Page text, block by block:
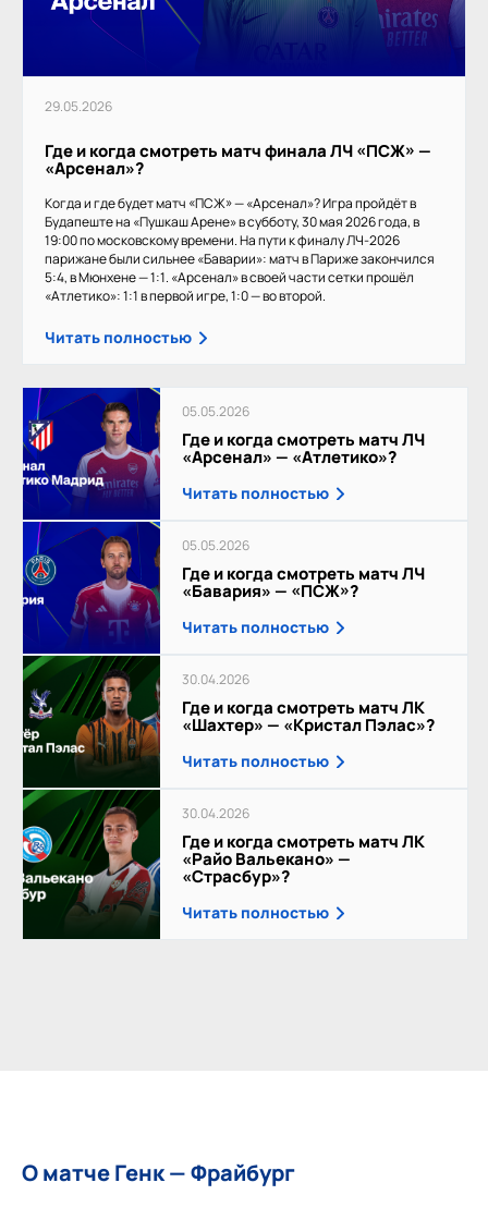
29.05.2026
Где и когда смотреть матч финала ЛЧ «ПСЖ» —
«Арсенал»?
Когда и где будет матч «ПСЖ» — «Арсенал»? Игра пройдёт в
Будапеште на «Пушкаш Арене» в субботу, 30 мая 2026 года, в
19:00 по московскому времени. На пути к финалу ЛЧ-2026
парижане были сильнее «Баварии»: матч в Париже закончился
5:4, в Мюнхене — 1:1. «Арсенал» в своей части сетки прошёл
«Атлетико»: 1:1 в первой игре, 1:0 — во второй.
Читать полностью
05.05.2026
Где и когда смотреть матч ЛЧ
«Арсенал» — «Атлетико»?
Читать полностью
05.05.2026
Где и когда смотреть матч ЛЧ
«Бавария» — «ПСЖ»?
Читать полностью
30.04.2026
Где и когда смотреть матч ЛК
«Шахтер» — «Кристал Пэлас»?
Читать полностью
30.04.2026
Где и когда смотреть матч ЛК
«Райо Вальекано» —
«Страсбур»?
Читать полностью
О матче Генк — Фрайбург